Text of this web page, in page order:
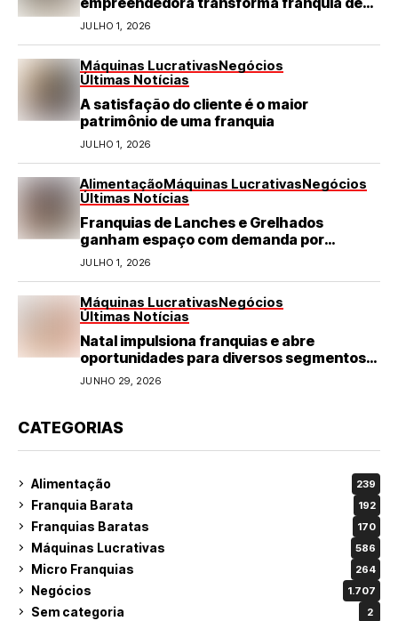
turismo em negócio de destaque no RN
JULHO 1, 2026
Máquinas LucrativasNegócios
Últimas Notícias
A satisfação do cliente é o maior
patrimônio de uma franquia
JULHO 1, 2026
AlimentaçãoMáquinas LucrativasNegócios
Últimas Notícias
Franquias de Lanches e Grelhados
ganham espaço com demanda por
refeições rápidas e de qualidade
JULHO 1, 2026
Máquinas LucrativasNegócios
Últimas Notícias
Natal impulsiona franquias e abre
oportunidades para diversos segmentos
do varejo
JUNHO 29, 2026
CATEGORIAS
Alimentação 239
Franquia Barata 192
Franquias Baratas 170
Máquinas Lucrativas 586
Micro Franquias 264
Negócios 1.707
Sem categoria 2